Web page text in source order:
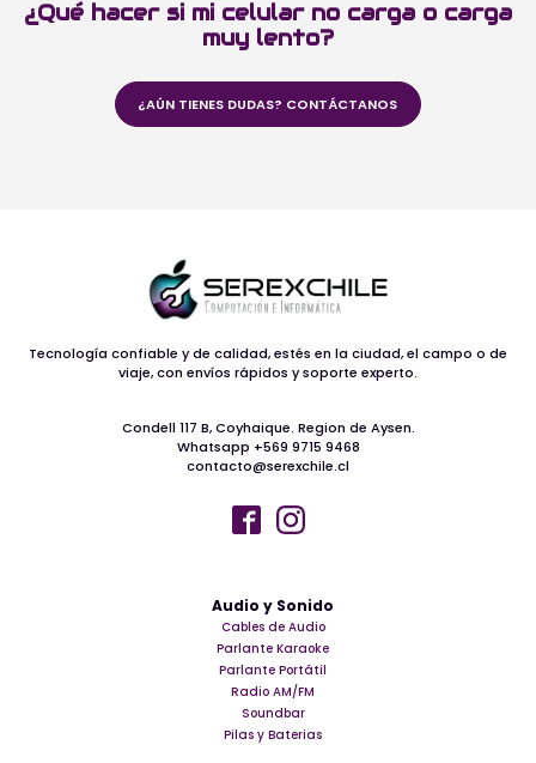
¿Qué hacer si mi celular no carga o carga
muy lento?
¿AÚN TIENES DUDAS? CONTÁCTANOS
Audio y Sonido
Cables de Audio
Parlante Karaoke
Parlante Portátil
Radio AM/FM
Soundbar
Pilas y Baterias
Tecnología confiable y de calidad, estés en la ciudad, el campo o de
viaje, con envíos rápidos y soporte experto.
Condell 117 B, Coyhaique. Region de Aysen.
Whatsapp +569 9715 9468
contacto@serexchile.cl